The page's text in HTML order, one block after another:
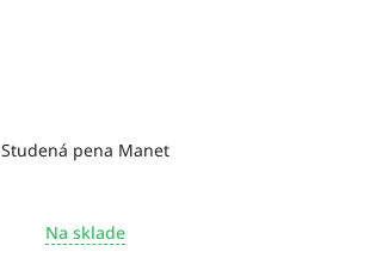
Studená pena Manet
Na sklade